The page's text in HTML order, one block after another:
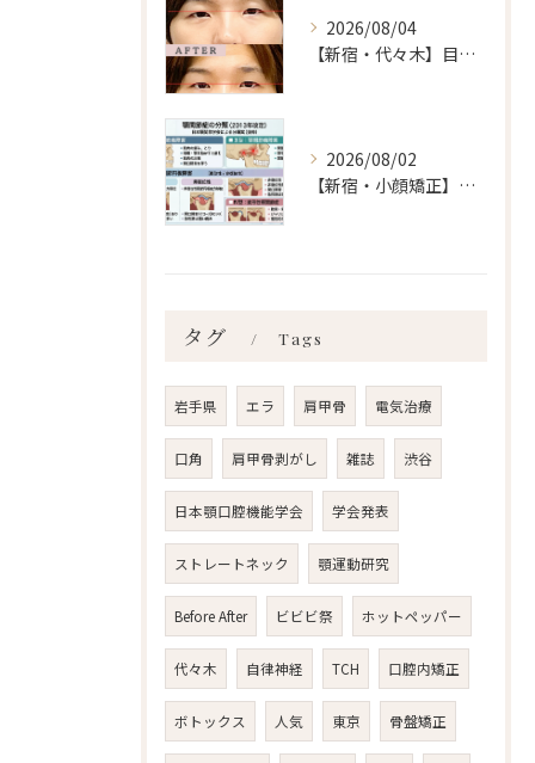
2026/08/04
【新宿・代々木】目の左右差ailes式 before・after 新宿・食いしばり・骨盤矯正・小顔矯正・顎関節症・顔の左右差ならailesシンメトリー矯正院
2026/08/02
【新宿・小顔矯正】顎関節症の分類、あなたはいくつ言えますか？ailes式 before・after 新宿・食いしばり・骨盤矯正・小顔矯正・顎関節症・顔の左右差ならailesシンメトリー矯正院
タグ Tags
岩手県 エラ 肩甲骨 電気治療
口角 肩甲骨剥がし 雑誌 渋谷
日本顎口腔機能学会 学会発表
ストレートネック 顎運動研究
Before After ビビビ祭 ホットペッパー
代々木 自律神経 TCH 口腔内矯正
ボトックス 人気 東京 骨盤矯正